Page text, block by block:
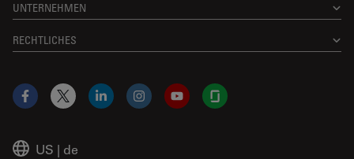
UNTERNEHMEN
RECHTLICHES
US | de
Facebook
X LinkedInInstagramYouTubeGlassdoor